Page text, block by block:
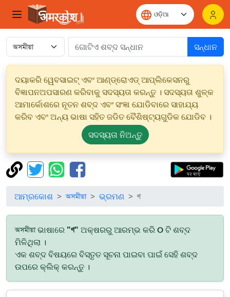
ସନ୍ଧାନ
ଦୟାକରି ୱେବସାଇଟ୍ ଏବଂ ଆଣ୍ଡ୍ରୋଏଡ୍ ଆପ୍ଲିକେସନରୁ
ବିଜ୍ଞାପନଅପସାରଣ କରିବାକୁ ସଦସ୍ୟତା କରନ୍ତୁ । ସଦସ୍ୟତା ଶୁଳ୍କ
ଆମାର୍କୋଶରେ ନୂତନ ଶବ୍ଦ ଏବଂ ସଂଜ୍ଞା ଯୋଡିବାରେ ସାହାଯ୍ୟ
କରିବ ଏବଂ ଅନ୍ୟ ଭାଷା ସହିତ ଜଡିତ ବୈଶିଷ୍ଟ୍ୟଗୁଡିକ ଯୋଡିବ ।
ସଦସ୍ୟତା ନିଅନ୍ତୁ
ଆମ୍ରକୋଶ অসমীয়া ଭ୍ରମଣ ণ
অসমীয়া ଭାଷାରେ "ণ" ଅକ୍ଷରରୁ ଆରମ୍ଭ କରି୦ଟି ଶବ୍ଦ
ମିଳିଥିଲା ।
ଏକ ଶବ୍ଦ ବିଷୟରେ ବିସ୍ତୃତ ସୂଚନା ପାଇବା ପାଇଁ ସେହି ଶବ୍ଦ
ଉପରେ କ୍ଲିକ୍ କରନ୍ତୁ ।